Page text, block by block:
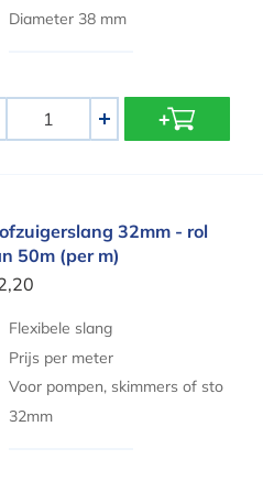
Diameter 38 mm
+
- rol van 50m (per m)
32mm - rol
50m (per m)
Flexibele slang
Prijs per meter
Voor pompen, skimmers of sto
fzuigers
32mm